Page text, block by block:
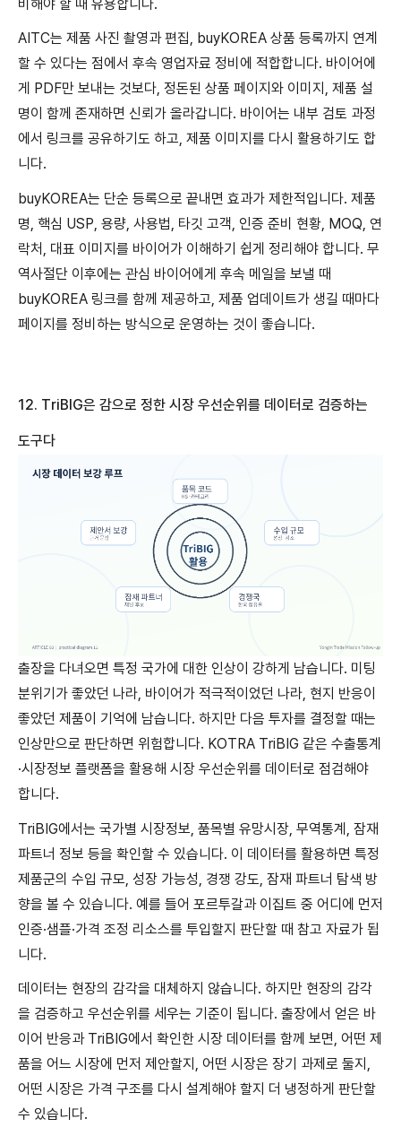
비해야 할 때 유용합니다.
AITC는 제품 사진 촬영과 편집, buyKOREA 상품 등록까지 연계
할 수 있다는 점에서 후속 영업자료 정비에 적합합니다. 바이어에
게 PDF만 보내는 것보다, 정돈된 상품 페이지와 이미지, 제품 설
명이 함께 존재하면 신뢰가 올라갑니다. 바이어는 내부 검토 과정
에서 링크를 공유하기도 하고, 제품 이미지를 다시 활용하기도 합
니다.
buyKOREA는 단순 등록으로 끝내면 효과가 제한적입니다. 제품
명, 핵심 USP, 용량, 사용법, 타깃 고객, 인증 준비 현황, MOQ, 연
락처, 대표 이미지를 바이어가 이해하기 쉽게 정리해야 합니다. 무
역사절단 이후에는 관심 바이어에게 후속 메일을 보낼 때
buyKOREA 링크를 함께 제공하고, 제품 업데이트가 생길 때마다
페이지를 정비하는 방식으로 운영하는 것이 좋습니다.
12. TriBIG은 감으로 정한 시장 우선순위를 데이터로 검증하는
도구다
출장을 다녀오면 특정 국가에 대한 인상이 강하게 남습니다. 미팅
분위기가 좋았던 나라, 바이어가 적극적이었던 나라, 현지 반응이
좋았던 제품이 기억에 남습니다. 하지만 다음 투자를 결정할 때는
인상만으로 판단하면 위험합니다. KOTRA TriBIG 같은 수출통계
·시장정보 플랫폼을 활용해 시장 우선순위를 데이터로 점검해야
합니다.
TriBIG에서는 국가별 시장정보, 품목별 유망시장, 무역통계, 잠재
파트너 정보 등을 확인할 수 있습니다. 이 데이터를 활용하면 특정
제품군의 수입 규모, 성장 가능성, 경쟁 강도, 잠재 파트너 탐색 방
향을 볼 수 있습니다. 예를 들어 포르투갈과 이집트 중 어디에 먼저
인증·샘플·가격 조정 리소스를 투입할지 판단할 때 참고 자료가 됩
니다.
데이터는 현장의 감각을 대체하지 않습니다. 하지만 현장의 감각
을 검증하고 우선순위를 세우는 기준이 됩니다. 출장에서 얻은 바
이어 반응과 TriBIG에서 확인한 시장 데이터를 함께 보면, 어떤 제
품을 어느 시장에 먼저 제안할지, 어떤 시장은 장기 과제로 둘지,
어떤 시장은 가격 구조를 다시 설계해야 할지 더 냉정하게 판단할
수 있습니다.